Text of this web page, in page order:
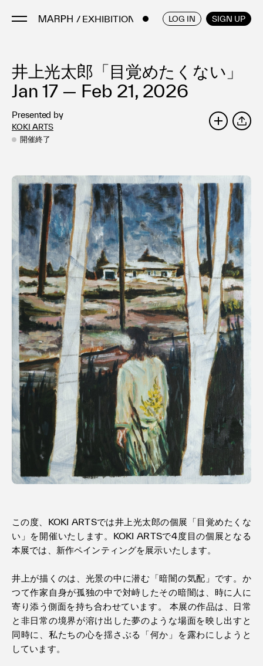
/ EXHIBITIONS LOG IN SIGN UP
Artists
Artworks
Galleries & Museums
Exhibitions
Art Fairs & Events
About
FAQ
利用規約
プライバシ−ポリシー
運営会社
お問い合わせ
ENGLISH / JAPANESE
井上光太郎「目覚めたくない」
Jan 17 — Feb 21, 2026
Presented by
KOKI ARTS
開催終了
この度、KOKI ARTSでは井上光太郎の個展「目覚めたくな
い」を開催いたします。KOKI ARTSで4度目の個展となる
本展では、新作ペインティングを展示いたします。
井上が描くのは、光景の中に潜む「暗闇の気配」です。か
つて作家自身が孤独の中で対峙したその暗闇は、時に人に
寄り添う側面を持ち合わせています。 本展の作品は、日常
と非日常の境界が溶け出した夢のような場面を映し出すと
同時に、私たちの心を揺さぶる「何か」を露わにしようと
しています。